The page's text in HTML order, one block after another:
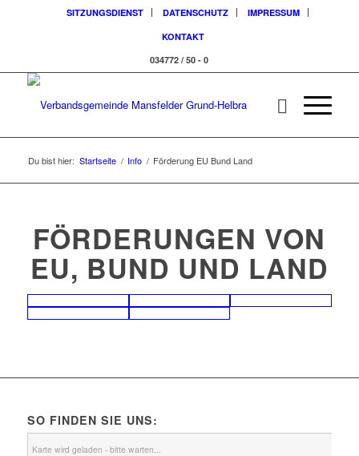
SITZUNGSDIENST DATENSCHUTZ
IMPRESSUM
KONTAKT
034772 / 50 - 0
Du bist hier: Startseite / Info / Förderung EU Bund Land
FÖRDERUNGEN VON
EU, BUND UND LAND
SO FINDEN SIE UNS:
Karte wird geladen - bitte warten...